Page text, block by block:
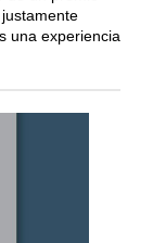
una experiencia